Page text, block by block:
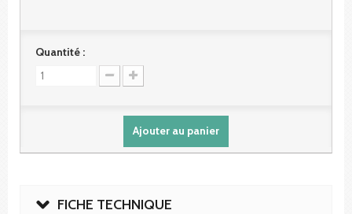
Quantité :
Ajouter au panier
FICHE TECHNIQUE